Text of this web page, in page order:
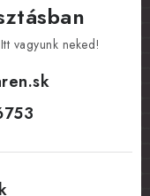
vagyunk neked!